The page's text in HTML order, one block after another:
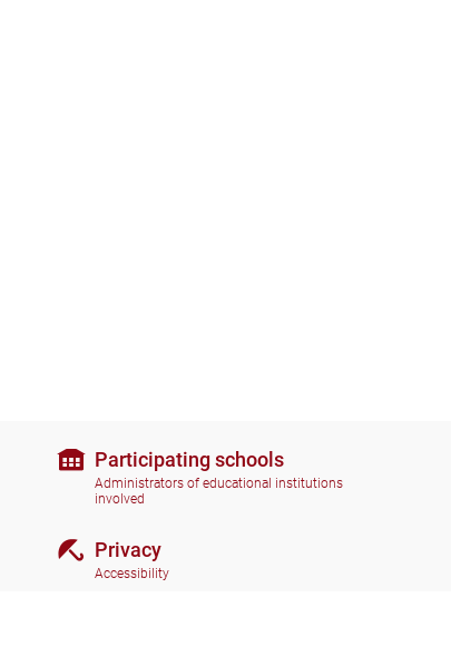
Participating schools
Administrators of educational institutions
involved
Privacy
Accessibility